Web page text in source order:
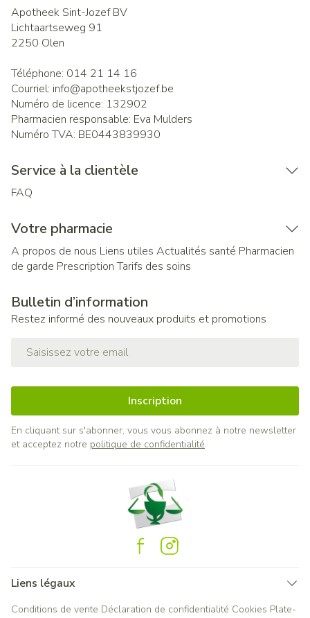
Apotheek Sint-Jozef BV
Lichtaartseweg 91
2250 Olen
Téléphone: 014 21 14 16
Courriel: info@apotheekstjozef.be
Numéro de licence: 132902
Pharmacien responsable: Eva Mulders
Numéro TVA: BE0443839930
Service à la clientèle
FAQ
Votre pharmacie
A propos de nous Liens utiles Actualités santé Pharmacien
de garde Prescription Tarifs des soins
Bulletin d’information
Restez informé des nouveaux produits et promotions
Inscription
En cliquant sur s'abonner, vous vous abonnez à notre newsletter
et acceptez notre politique de confidentialité.
Liens légaux
Conditions de vente Déclaration de confidentialité Cookies Plate-